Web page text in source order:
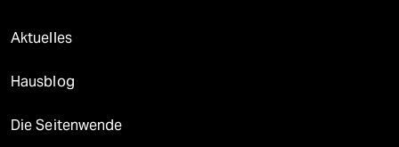
Aktuelles
Hausblog
Die Seitenwende